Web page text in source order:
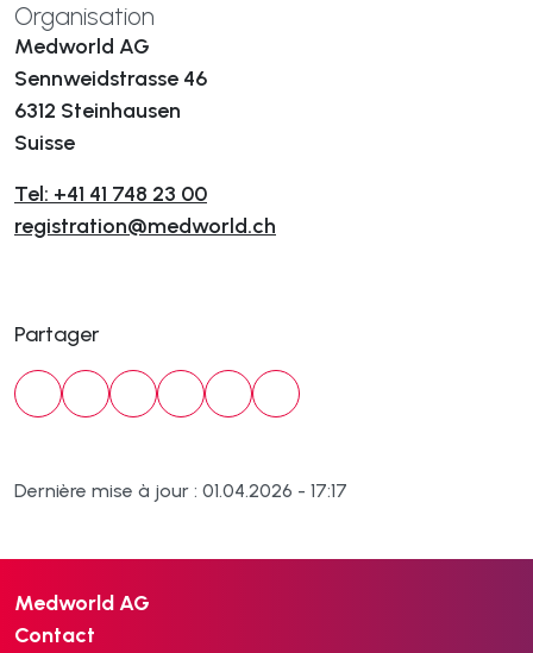
Organisation
Medworld AG
Sennweidstrasse 46
6312 Steinhausen
Suisse
Tel: +41 41 748 23 00
registration@medworld.ch
Partager
Dernière mise à jour : 01.04.2026 - 17:17
Medworld AG
Contact